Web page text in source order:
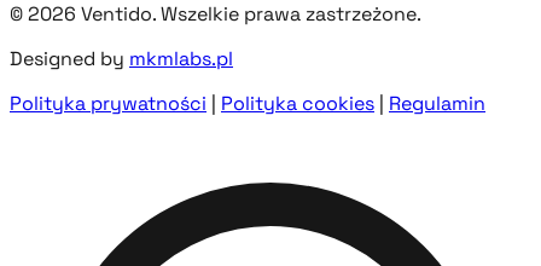
© 2026 Ventido. Wszelkie prawa zastrzeżone.
Designed by mkmlabs.pl
Polityka prywatności
Polityka cookies Regulamin